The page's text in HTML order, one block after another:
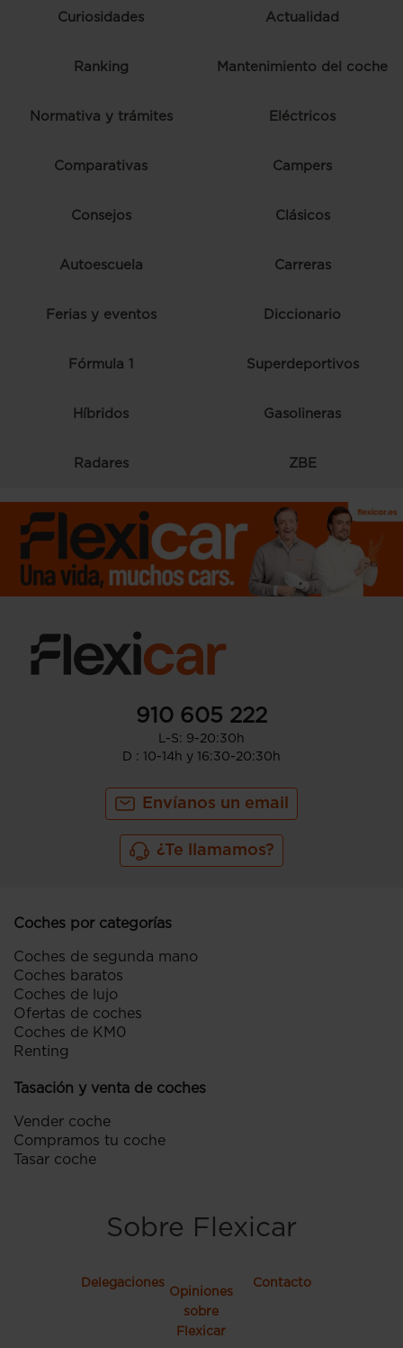
Curiosidades Actualidad
Ranking Mantenimiento del coche
Normativa y trámites Eléctricos
Comparativas Campers
Consejos Clásicos
Autoescuela Carreras
Ferias y eventos Diccionario
Fórmula 1 Superdeportivos
Híbridos Gasolineras
Radares ZBE
910 605 222
L-S: 9-20:30h
D : 10-14h y 16:30-20:30h
Envíanos un email
¿Te llamamos?
Coches por categorías
Coches de segunda mano
Coches baratos
Coches de lujo
Ofertas de coches
Coches de KM0
Renting
Tasación y venta de coches
Vender coche
Compramos tu coche
Tasar coche
Sobre Flexicar
Delegaciones
Opiniones
sobre
Flexicar
Contacto